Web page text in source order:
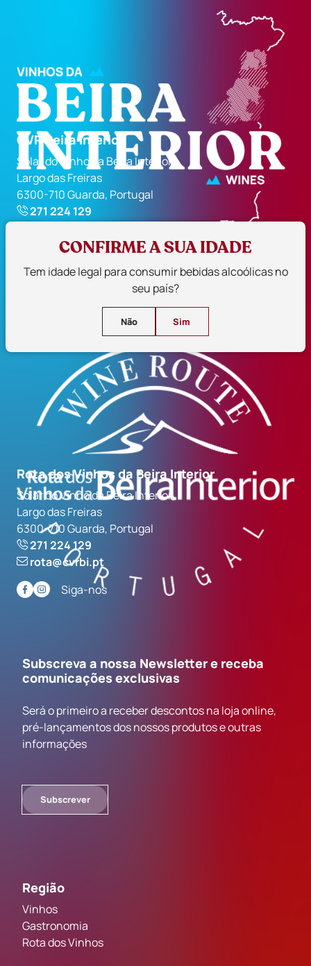
CVR Beira Interior
Solar do Vinho da Beira Interior
Largo das Freiras
6300-710 Guarda, Portugal
271 224 129
Siga-nos
Rota dos Vinhos da Beira Interior
Solar do Vinho da Beira Interior
Largo das Freiras
6300-710 Guarda, Portugal
271 224 129
rota@cvrbi.pt
Siga-nos
Subscreva a nossa Newsletter e receba
comunicações exclusivas
Será o primeiro a receber descontos na loja online,
pré-lançamentos dos nossos produtos e outras
informações
Subscrever
Região
Vinhos
Gastronomia
Rota dos Vinhos
CONFIRME A SUA IDADE
Tem idade legal para consumir bebidas alcoólicas no
seu país?
Não Sim